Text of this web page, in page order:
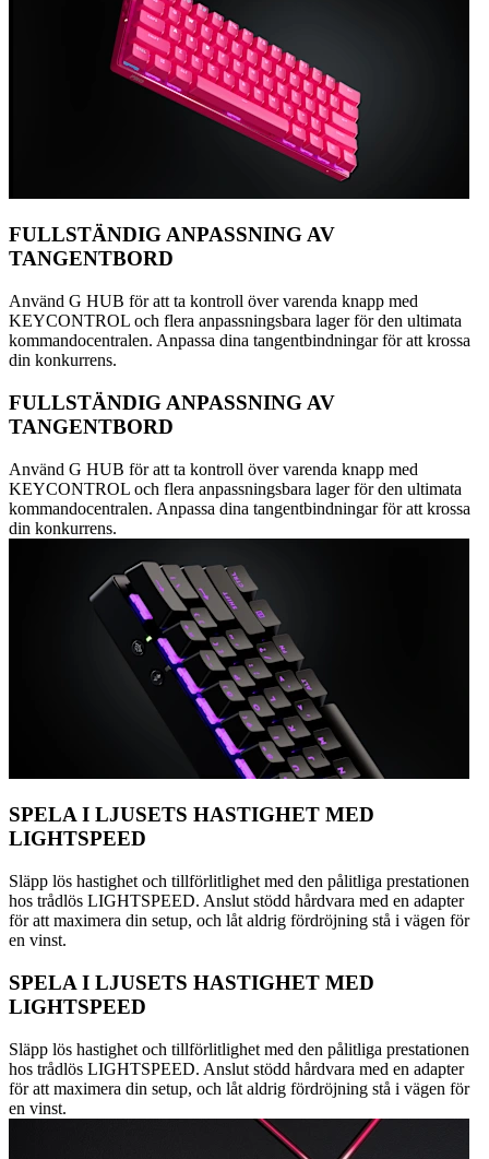
FULLSTÄNDIG ANPASSNING AV
TANGENTBORD
Använd G HUB för att ta kontroll över varenda knapp med
KEYCONTROL och flera anpassningsbara lager för den ultimata
kommandocentralen. Anpassa dina tangentbindningar för att krossa
din konkurrens.
FULLSTÄNDIG ANPASSNING AV
TANGENTBORD
Använd G HUB för att ta kontroll över varenda knapp med
KEYCONTROL och flera anpassningsbara lager för den ultimata
kommandocentralen. Anpassa dina tangentbindningar för att krossa
din konkurrens.
SPELA I LJUSETS HASTIGHET MED
LIGHTSPEED
Släpp lös hastighet och tillförlitlighet med den pålitliga prestationen
hos trådlös LIGHTSPEED. Anslut stödd hårdvara med en adapter
för att maximera din setup, och låt aldrig fördröjning stå i vägen för
en vinst.
SPELA I LJUSETS HASTIGHET MED
LIGHTSPEED
Släpp lös hastighet och tillförlitlighet med den pålitliga prestationen
hos trådlös LIGHTSPEED. Anslut stödd hårdvara med en adapter
för att maximera din setup, och låt aldrig fördröjning stå i vägen för
en vinst.